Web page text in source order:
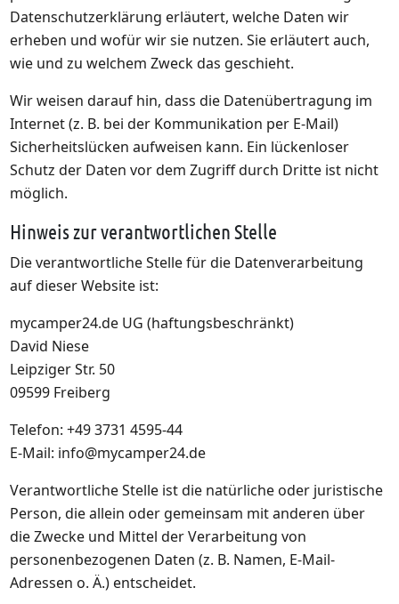
Datenschutzerklärung erläutert, welche Daten wir
erheben und wofür wir sie nutzen. Sie erläutert auch,
wie und zu welchem Zweck das geschieht.
Wir weisen darauf hin, dass die Datenübertragung im
Internet (z. B. bei der Kommunikation per E-Mail)
Sicherheitslücken aufweisen kann. Ein lückenloser
Schutz der Daten vor dem Zugriff durch Dritte ist nicht
möglich.
Hinweis zur verantwortlichen Stelle
Die verantwortliche Stelle für die Datenverarbeitung
auf dieser Website ist:
mycamper24.de UG (haftungsbeschränkt)
David Niese
Leipziger Str. 50
09599 Freiberg
Telefon: +49 3731 4595-44
E-Mail: info@mycamper24.de
Verantwortliche Stelle ist die natürliche oder juristische
Person, die allein oder gemeinsam mit anderen über
die Zwecke und Mittel der Verarbeitung von
personenbezogenen Daten (z. B. Namen, E-Mail-
Adressen o. Ä.) entscheidet.